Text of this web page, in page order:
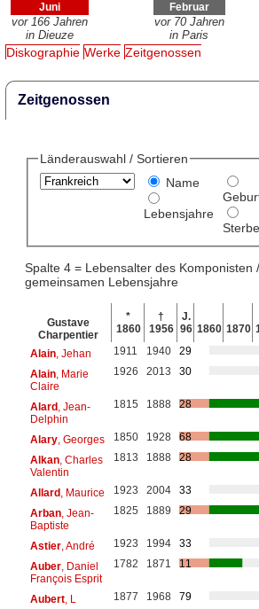
Juni
vor 166 Jahren
in Dieuze
Februar
vor 70 Jahren
in Paris
Diskographie Werke Zeitgenossen
Zeitgenossen
Länderauswahl / Sortieren
Name
Lebensjahre
Spalte 4 = Lebensalter des Komponisten
gemeinsamen Lebensjahre
Gustave
Charpentier
*
1860
†
1956
J.
96 1860 1870
Alain, Jehan 1911 1940
29
Alain, Marie
Claire
1926 2013 30
Alard, Jean-
Delphin
1815 1888 28
Alary, Georges 1850 1928
68
Alkan, Charles
Valentin
1813 1888 28
Allard, Maurice 1923 2004
33
Arban, Jean-
Baptiste
1825 1889 29
Astier, André 1923 1994
33
Auber, Daniel
François Esprit
1782 1871 11
Aubert, L 1877 1968
79